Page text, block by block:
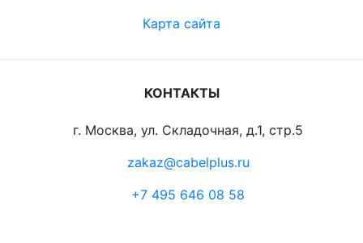
Карта сайта
КОНТАКТЫ
г. Москва, ул. Складочная, д.1, стр.5
zakaz@cabelplus.ru
+7 495 646 08 58